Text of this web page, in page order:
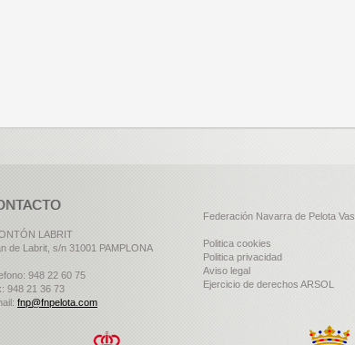
LABRIT
de Labrit, s/n 31001 PAMPLONA
948 22 60 75
948 21 36 73
fnp@fnpelota.com
Federación Navarra de Pelota
Politica cookies
Politica privacidad
Aviso legal
Ejercicio de derechos ARSOL